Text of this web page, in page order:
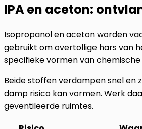
IPA en aceton:
Isopropanol en aceton worden
gebruikt om overtollige hars van
specifieke vormen van
Beide stoffen verdampen snel en
damp risico kan vormen. Werk
geventileerde ruimtes.